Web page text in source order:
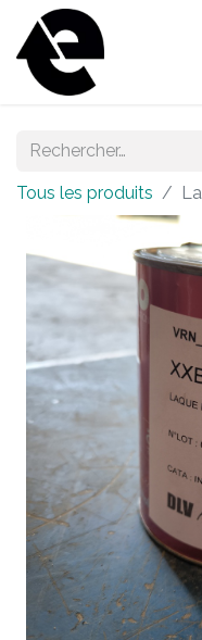
Tous les produits